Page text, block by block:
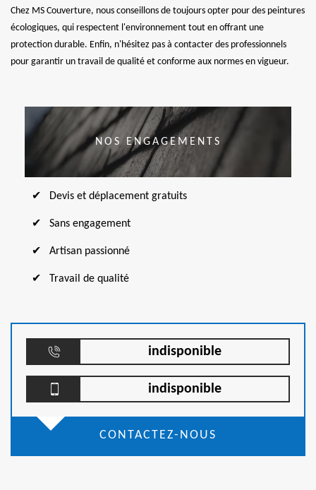
Chez MS Couverture, nous conseillons de toujours opter pour des peintures
écologiques, qui respectent l'environnement tout en offrant une
protection durable. Enfin, n'hésitez pas à contacter des professionnels
pour garantir un travail de qualité et conforme aux normes en vigueur.
NOS ENGAGEMENTS
Devis et déplacement gratuits
Sans engagement
Artisan passionné
Travail de qualité
indisponible
indisponible
CONTACTEZ-NOUS